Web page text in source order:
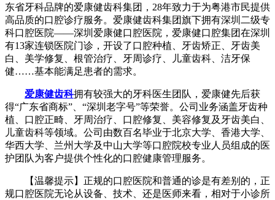
东省牙科品牌的爱康健齿科集团，28年致力于为粤港市民提供
高品质的口腔诊疗服务。爱康健齿科集团旗下拥有深圳二级专
科口腔医院——深圳爱康健口腔医院，爱康健口腔集团在深圳
有13家连锁医院门诊，开设了口腔种植、牙齿矫正、牙齿美
白、美学修复、根管治疗、牙周诊疗、儿童齿科、洁牙保
健……基本能满足患者的需求。
爱康健齿科拥有较强大的牙科医生团队，爱康健先后获
得“广东省商标”、“深圳老字号”等荣誉。公司业务涵盖牙齿种
植、口腔正畸、牙周治疗、口腔修复、美容修复及牙齿美白、
儿童齿科等领域。公司由数百名毕业于北京大学、香港大学、
华西大学、兰州大学及中山大学等口腔院校专业人员组成的医
护团队为客户提供个性化的口腔健康管理服务。
【温馨提示】正规的口腔医院和普通的诊是有差别的，正
规口腔医院无论从设备、技术、还是医师来看，相对于小诊所